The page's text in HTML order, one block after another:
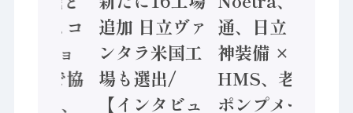
追加 日立ヴァ
ンタラ米国工
場も選出/
【インタビュ
通、日立 / 兵
神装備 ×
HMS、老舗
ポンプメーカ
ソニーセ
ン AIビ
ンセンサ
業 /